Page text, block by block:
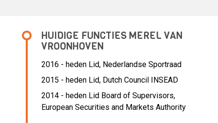
HUIDIGE FUNCTIES MEREL VAN
VROONHOVEN
2016 - heden Lid, Nederlandse Sportraad
2015 - heden Lid, Dutch Council INSEAD
2014 - heden Lid Board of Supervisors,
European Securities and Markets Authority